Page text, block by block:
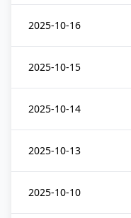
2025-10-16
2025-10-15
2025-10-14
2025-10-13
2025-10-10